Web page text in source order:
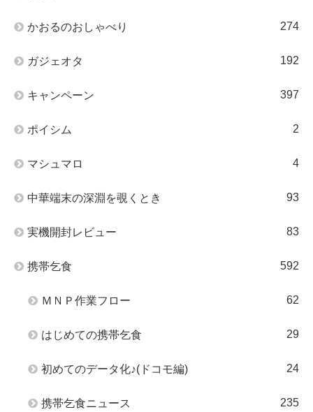
かおるのおしゃべり 274
ガジェオタ 192
キャンペーン 397
ポイシム 2
マシュマロ 4
中華端末の深淵を覗くとき 93
実機開封レビュー 83
携帯乞食 592
ＭＮＰ作業フロー 62
はじめての携帯乞食 29
初めてのデータ化♪(ドコモ編) 24
携帯乞食ニュース 235